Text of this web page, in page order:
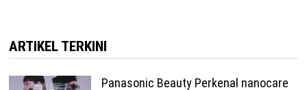
ARTIKEL TERKINI
Panasonic Beauty Perkenal nanocare